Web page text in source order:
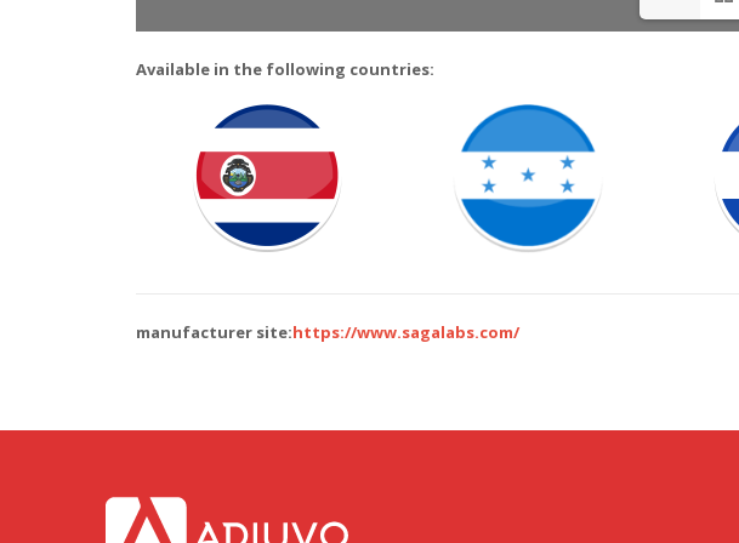
Available in the following countries:
manufacturer site:https://www.sagalabs.com/